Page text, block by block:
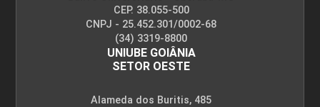
CEP. 38.055-500
CNPJ - 25.452.301/0002-68
(34) 3319-8800
UNIUBE GOIÂNIA
SETOR OESTE
Alameda dos Buritis, 485